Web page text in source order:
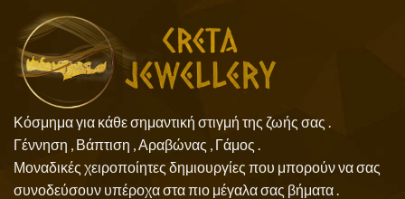
Κόσμημα για κάθε σημαντική στιγμή της ζωής σας .
Γέννηση , Βάπτιση , Αραβώνας , Γάμος .
Μοναδικές χειροποίητες δημιουργίες που μπορούν να σας
συνοδεύσουν υπέροχα στα πιο μέγαλα σας βήματα .